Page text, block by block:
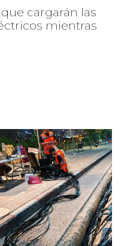
cargarán las
mientras